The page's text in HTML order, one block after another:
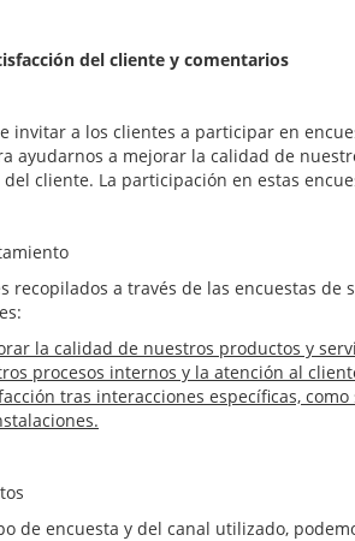
del cliente y comentarios
invitar a los clientes a participar en
ayudarnos a mejorar la calidad de
cliente. La participación en estas
recopilados a través de las encuestas de
la calidad de nuestros productos y
procesos internos y la atención al
tras interacciones específicas,
de encuesta y del canal utilizado,